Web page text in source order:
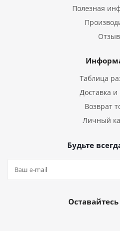
Полезная
Таблица
Доставка и
Возврат
Личный
Будьте